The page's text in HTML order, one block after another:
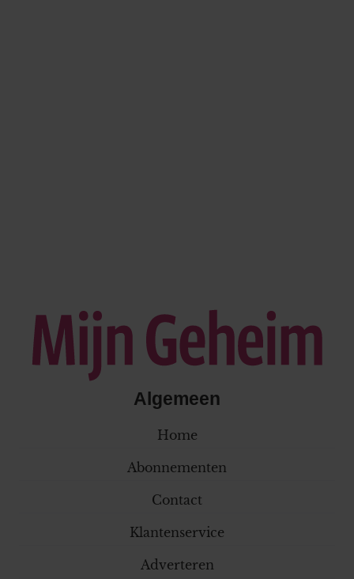
Algemeen
Home
Abonnementen
Contact
Klantenservice
Adverteren